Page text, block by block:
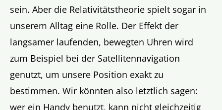
sein. Aber die Relativitätstheorie spielt sogar in
unserem Alltag eine Rolle. Der Effekt der
langsamer laufenden, bewegten Uhren wird
zum Beispiel bei der Satellitennavigation
genutzt, um unsere Position exakt zu
bestimmen. Wir könnten also letztlich sagen:
wer ein Handy benutzt, kann nicht gleichzeitig